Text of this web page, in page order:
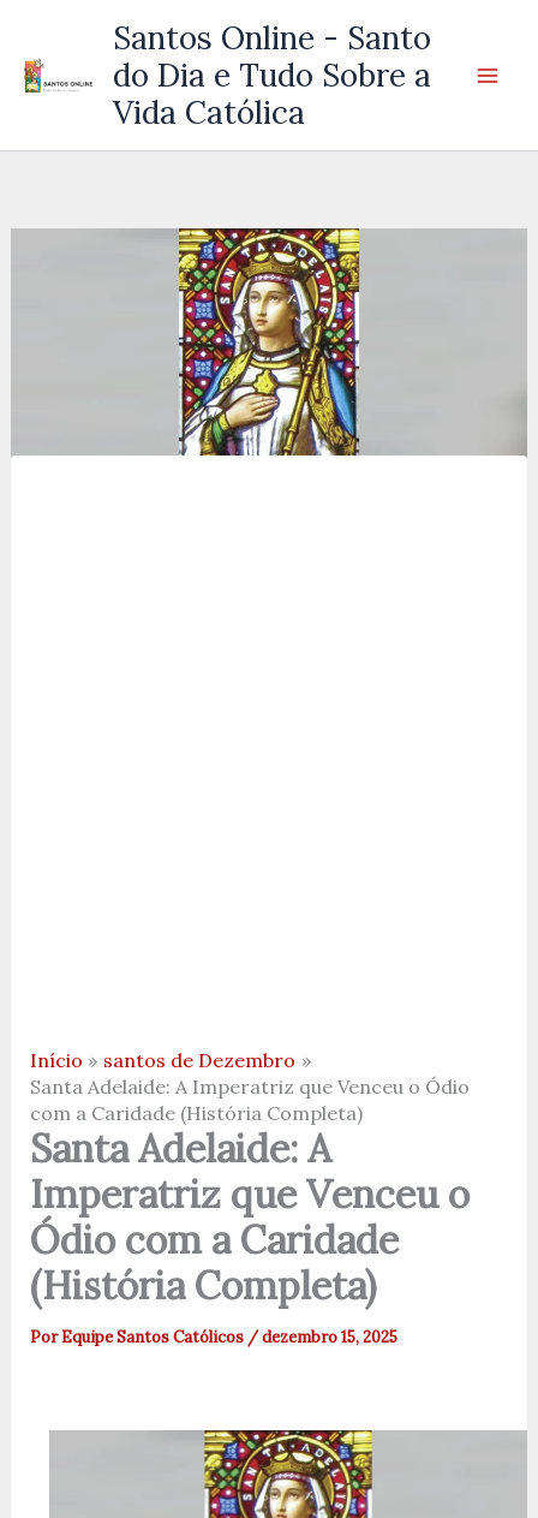
Santos Online - Santo
do Dia e Tudo Sobre a
Vida Católica
Início
santos de Dezembro
Santa Adelaide: A Imperatriz que Venceu o Ódio
com a Caridade (História Completa)
Santa Adelaide: A
Imperatriz que Venceu o
Ódio com a Caridade
(História Completa)
PorEquipe Santos Católicos /dezembro 15, 2025